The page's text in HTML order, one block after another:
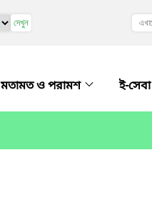
দেখুন
মতামত ও পরামশ ই-সেবা